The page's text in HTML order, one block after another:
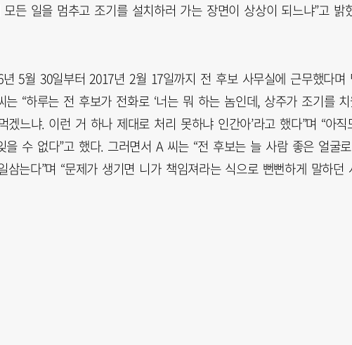
든 일을 멈추고 조기를 설치하러 가는 장면이 상상이 되느냐”고 밝
년 5월 30일부터 2017년 2월 17일까지 전 후보 사무실에 근무했다며
는 “하루는 전 후보가 전화로 ‘너는 뭐 하는 놈인데, 상주가 조기를
겠느냐. 이런 거 하나 제대로 처리 못하냐 인간아’라고 했다”며 “아직
을 수 없다”고 했다. 그러면서 A 씨는 “전 후보는 늘 사람 좋은 얼굴로
삼는다”며 “문제가 생기면 니가 책임져라는 식으로 뻔뻔하게 말하던